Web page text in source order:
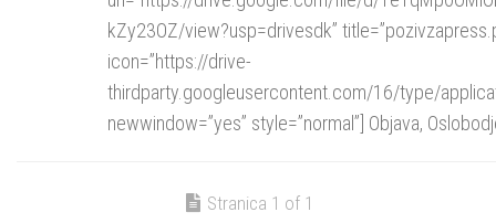
kZy23OZ/view?usp=drivesdk”
icon=”https://drive-
thirdparty.googleusercontent.com/16/type/
newwindow=”yes” style=”normal”] Objava,
Stranica 1 of 1